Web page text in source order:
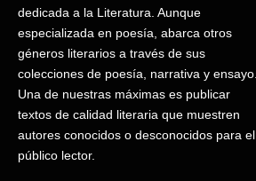
dedicada a la Literatura. Aunque
especializada en poesía, abarca otros
géneros literarios a través de sus
colecciones de poesía, narrativa y ensayo.
Una de nuestras máximas es publicar
textos de calidad literaria que muestren
autores conocidos o desconocidos para el
público lector.